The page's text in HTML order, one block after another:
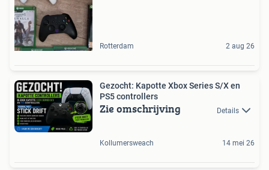
Rotterdam 2 aug 26
Gezocht: Kapotte Xbox Series S/X en
PS5 controllers
Zie omschrijving Details
Kollumersweach 14 mei 26